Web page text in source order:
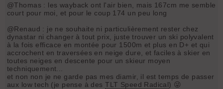
@Thomas : les wayback ont l'air bien, mais 167cm me semble
court pour moi, et pour le coup 174 un peu long
@Renaud : je ne souhaite ni particulièrement rester chez
dynastar ni changer à tout prix, juste trouver un ski polyvalent
à la fois efficace en montée pour 1500m et plus en D+ et qui
accrochent en traversées en neige dure, et faciles à skier en
toutes neiges en descente pour un skieur moyen
techniquement...
et non non je ne garde pas mes diamir, il est temps de passer
aux low tech (je pense à desTLT Speed Radical) 😜